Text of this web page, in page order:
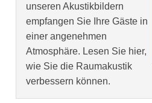
unseren Akustikbildern
empfangen Sie Ihre Gäste in
einer angenehmen
Atmosphäre. Lesen Sie hier,
wie Sie die Raumakustik
verbessern können.